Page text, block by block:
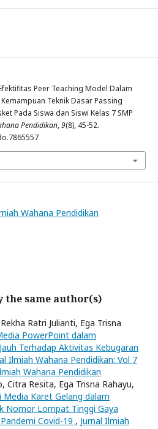
Peer Teaching Model Dalam
Teknik Dasar Passing
Pada Siswa dan Siswi Kelas 7 SMP
Pendidikan,9(8), 45-52.
Wahana Pendidikan
the same author(s)
Ratri Julianti, Ega Trisna
PowerPoint dalam
Terhadap Aktivitas Kebugaran
Ilmiah Wahana Pendidikan: Vol 7
Wahana Pendidikan
Citra Resita, Ega Trisna Rahayu,
Karet Gelang dalam
Nomor Lompat Tinggi Gaya
Covid-19 , Jurnal Ilmiah